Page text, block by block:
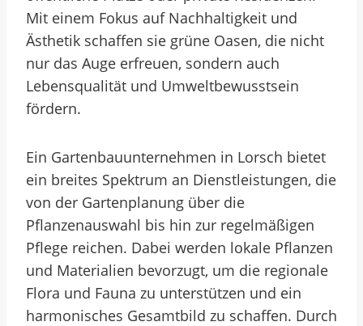
Mit einem Fokus auf Nachhaltigkeit und
Ästhetik schaffen sie grüne Oasen, die nicht
nur das Auge erfreuen, sondern auch
Lebensqualität und Umweltbewusstsein
fördern.
Ein Gartenbauunternehmen in Lorsch bietet
ein breites Spektrum an Dienstleistungen, die
von der Gartenplanung über die
Pflanzenauswahl bis hin zur regelmäßigen
Pflege reichen. Dabei werden lokale Pflanzen
und Materialien bevorzugt, um die regionale
Flora und Fauna zu unterstützen und ein
harmonisches Gesamtbild zu schaffen. Durch